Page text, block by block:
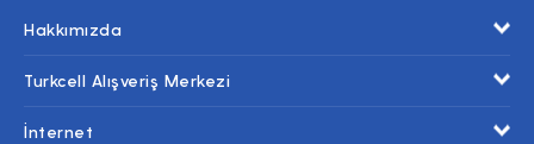
Hakkımızda
Turkcell Alışveriş Merkezi
İnternet